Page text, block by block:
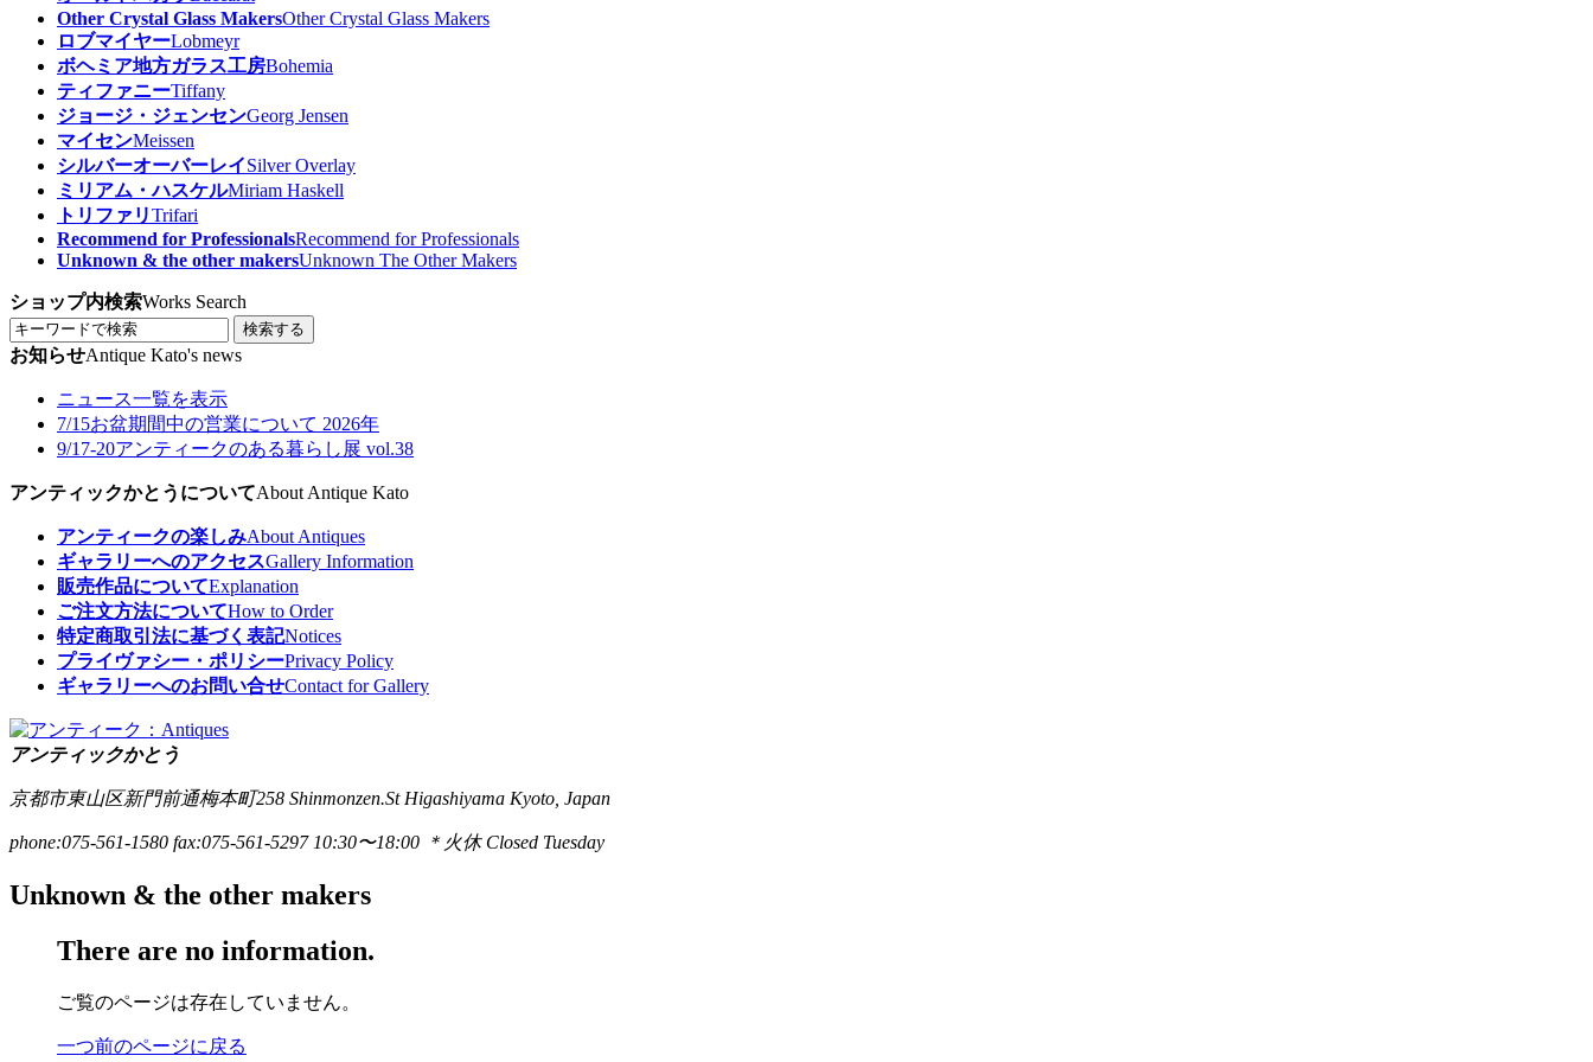
Other Crystal Glass MakersOther Crystal Glass Makers
ロブマイヤーLobmeyr
ボヘミア地方ガラス工房Bohemia
ティファニーTiffany
ジョージ・ジェンセンGeorg Jensen
マイセンMeissen
シルバーオーバーレイSilver Overlay
ミリアム・ハスケルMiriam Haskell
トリファリTrifari
Recommend for ProfessionalsRecommend for Professionals
Unknown & the other makersUnknown The Other Makers
ショップ内検索Works Search
検索する
お知らせAntique Kato's news
ニュース一覧を表示
7/15お盆期間中の営業について 2026年
9/17-20アンティークのある暮らし展 vol.38
アンティックかとうについてAbout Antique Kato
アンティークの楽しみAbout Antiques
ギャラリーへのアクセスGallery Information
販売作品についてExplanation
ご注文方法についてHow to Order
特定商取引法に基づく表記Notices
プライヴァシー・ポリシーPrivacy Policy
ギャラリーへのお問い合せContact for Gallery
アンティックかとう
京都市東山区新門前通梅本町258 Shinmonzen.St Higashiyama Kyoto, Japan
phone:075-561-1580 fax:075-561-5297 10:30〜18:00 ＊火休 Closed Tuesday
Unknown & the other makers
There are no information.
ご覧のページは存在していません。
一つ前のページに戻る